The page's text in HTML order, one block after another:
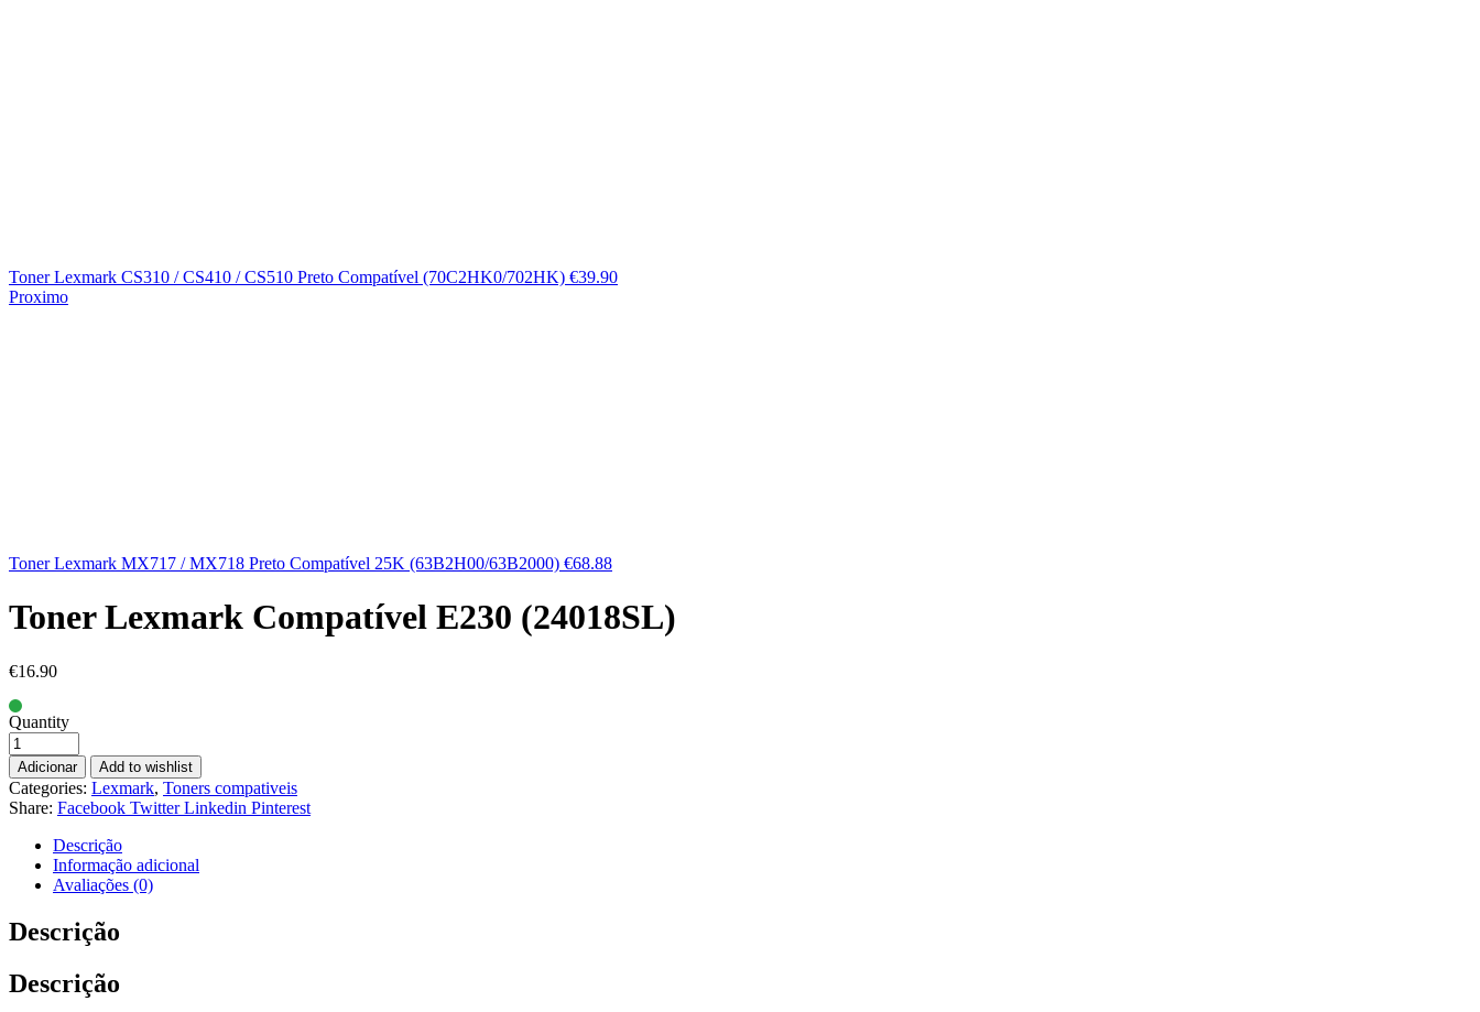
Toner Lexmark CS310 / CS410 / CS510 Preto Compatível (70C2HK0/702HK) €39.90
Proximo
Toner Lexmark MX717 / MX718 Preto Compatível 25K (63B2H00/63B2000) €68.88
Toner Lexmark Compatível E230 (24018SL)
€16.90
Quantity
Adicionar Add to wishlist
Categories: Lexmark, Toners compativeis
Share: Facebook Twitter Linkedin Pinterest
Descrição
Informação adicional
Avaliações (0)
Descrição
Descrição